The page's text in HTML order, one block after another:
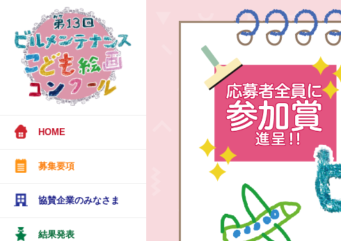
HOME
募集要項
協賛企業のみなさま
結果発表